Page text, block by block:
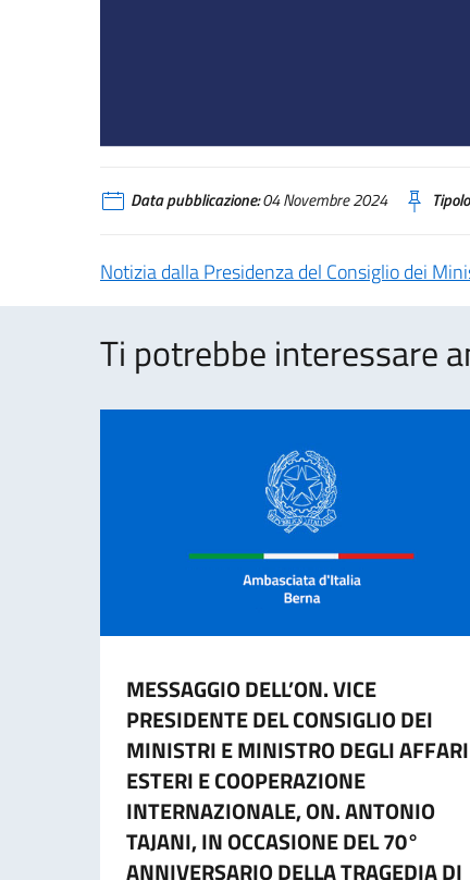
Data pubblicazione:04 Novembre 2024
Notizia dalla Presidenza del Consiglio dei
Ti potrebbe interessare
MESSAGGIO DELL’ON. VICE
PRESIDENTE DEL CONSIGLIO DEI
MINISTRI E MINISTRO DEGLI AFFARI
ESTERI E COOPERAZIONE
INTERNAZIONALE, ON. ANTONIO
TAJANI, IN OCCASIONE DEL 70°
ANNIVERSARIO DELLA TRAGEDIA DI